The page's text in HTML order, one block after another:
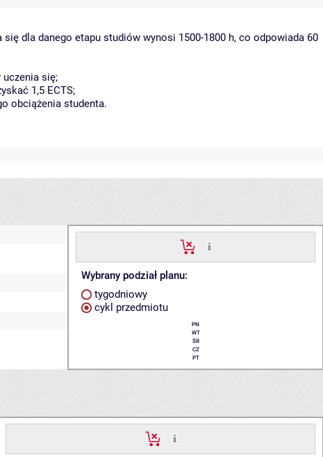
dla danego etapu studiów wynosi 1500-1800 h, co odpowiada 60
uczenia się;
1,5 ECTS;
obciążenia studenta.
Wybrany podział planu:
tygodniowy
cykl przedmiotu
PN
WT
ŚR
CZ
PT